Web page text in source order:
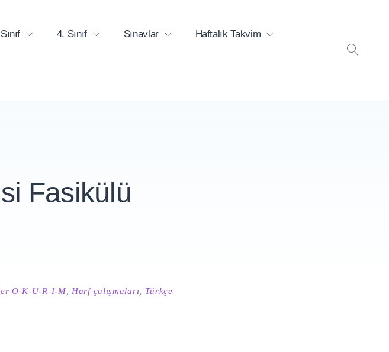
4. Sınıf Sınavlar Haftalık Takvim
Fasikülü
O-K-U-R-I-M Harf çalışmaları Türkçe